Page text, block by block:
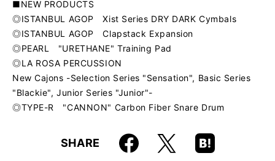
■NEW PRODUCTS
◎ISTANBUL AGOP Xist Series DRY DARK Cymbals
◎ISTANBUL AGOP Clapstack Expansion
◎PEARL "URETHANE" Training Pad
◎LA ROSA PERCUSSION
New Cajons -Selection Series "Sensation", Basic Series
"Blackie", Junior Series "Junior"-
◎TYPE-R "CANNON" Carbon Fiber Snare Drum
SHARE Faceboo
k
X
Hatena
Boo